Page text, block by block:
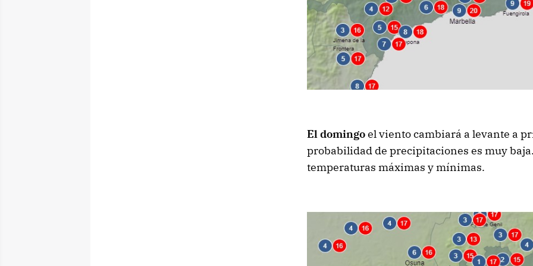
El domingoel viento cambiará a levante a
probabilidad de precipitaciones es muy
temperaturas máximas y mínimas.